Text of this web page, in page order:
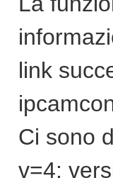
link
Ci sono
v=4: